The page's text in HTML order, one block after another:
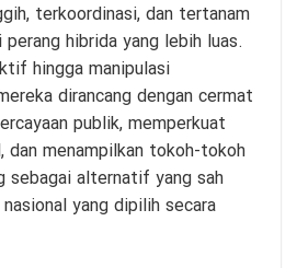
terkoordinasi, dan tertanam
hibrida yang lebih luas.
hingga manipulasi
dirancang dengan cermat
publik, memperkuat
dan menampilkan tokoh-tokoh
sebagai alternatif yang sah
yang dipilih secara